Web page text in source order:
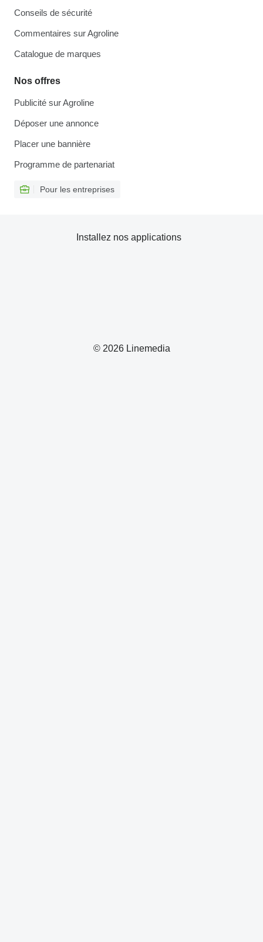
Conseils de sécurité
Commentaires sur Agroline
Catalogue de marques
Nos offres
Publicité sur Agroline
Déposer une annonce
Placer une bannière
Programme de partenariat
Pour les entreprises
© 2026 Linemedia
Installez nos applications